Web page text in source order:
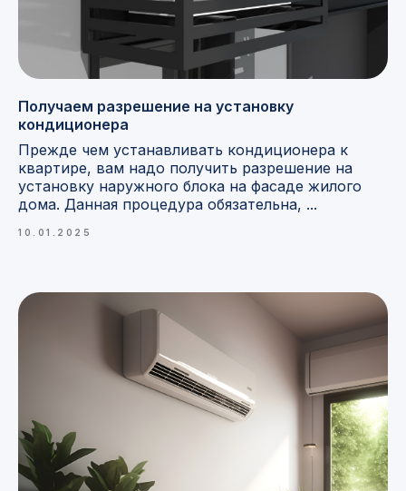
Получаем разрешение на установку
кондиционера
Прежде чем устанавливать кондиционера к
квартире, вам надо получить разрешение на
установку наружного блока на фасаде жилого
дома. Данная процедура обязательна, ...
10.01.2025